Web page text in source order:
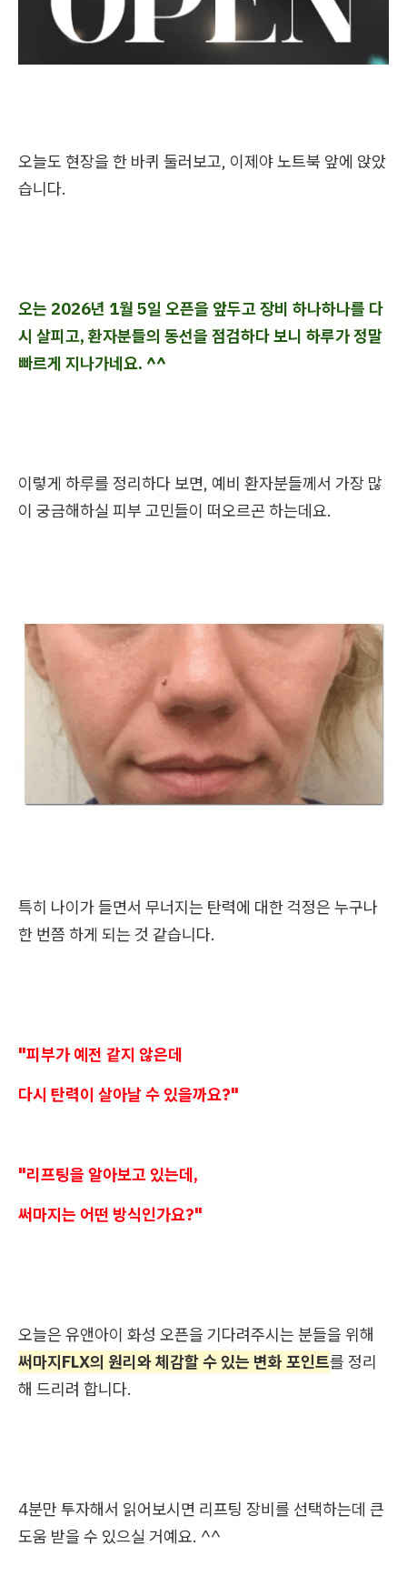
오늘도 현장을 한 바퀴 둘러보고, 이제야 노트북 앞에 앉았
습니다.
오는 2026년 1월 5일 오픈을 앞두고 장비 하나하나를 다
시 살피고, 환자분들의 동선을 점검하다 보니 하루가 정말
빠르게 지나가네요. ^^
이렇게 하루를 정리하다 보면, 예비 환자분들께서 가장 많
이 궁금해하실 피부 고민들이 떠오르곤 하는데요.
특히 나이가 들면서 무너지는 탄력에 대한 걱정은 누구나
한 번쯤 하게 되는 것 같습니다.
"피부가 예전 같지 않은데
다시 탄력이 살아날 수 있을까요?"
"리프팅을 알아보고 있는데,
써마지는 어떤 방식인가요?"
오늘은 유앤아이 화성 오픈을 기다려주시는 분들을 위해
써마지FLX의 원리와 체감할 수 있는 변화 포인트를 정리
해 드리려 합니다.
4분만 투자해서 읽어보시면 리프팅 장비를 선택하는데 큰
도움 받을 수 있으실 거예요. ^^